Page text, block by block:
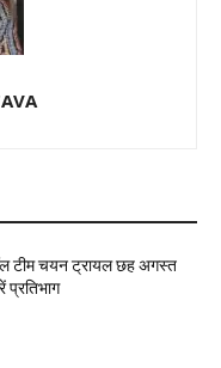
टीम चयन ट्रायल छह अगस्त
प्रतिभाग